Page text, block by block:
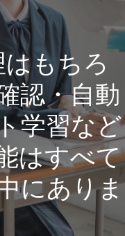
もちろ
認・自動
学習など
はすべて
にありま